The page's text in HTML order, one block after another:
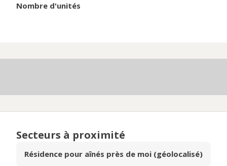
Nombre d'unités
Secteurs à proximité
Résidence pour aînés près de moi (géolocalisé)